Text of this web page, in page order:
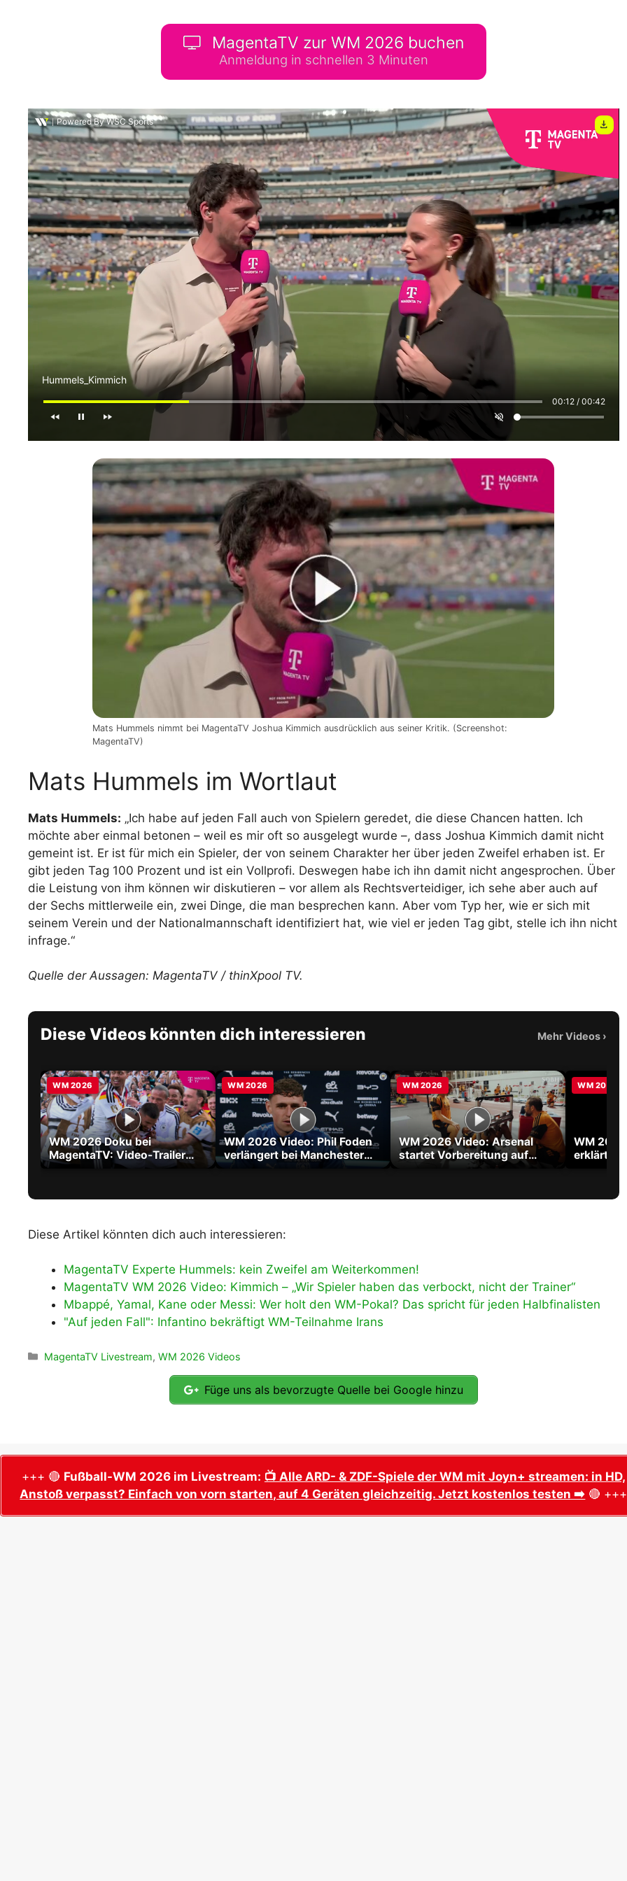
downloaden & automatisch ausfüllen
MagentaTV zur WM 2026 buchen
Anmeldung in schnellen 3 Minuten
Mats Hummels nimmt bei MagentaTV Joshua Kimmich ausdrücklich aus seiner Kritik. (Screenshot:
MagentaTV)
Mats Hummels im Wortlaut
Mats Hummels: „Ich habe auf jeden Fall auch von Spielern geredet, die diese Chancen hatten. Ich
möchte aber einmal betonen – weil es mir oft so ausgelegt wurde –, dass Joshua Kimmich damit nicht
gemeint ist. Er ist für mich ein Spieler, der von seinem Charakter her über jeden Zweifel erhaben ist. Er
gibt jeden Tag 100 Prozent und ist ein Vollprofi. Deswegen habe ich ihn damit nicht angesprochen. Über
die Leistung von ihm können wir diskutieren – vor allem als Rechtsverteidiger, ich sehe aber auch auf
der Sechs mittlerweile ein, zwei Dinge, die man besprechen kann. Aber vom Typ her, wie er sich mit
seinem Verein und der Nationalmannschaft identifiziert hat, wie viel er jeden Tag gibt, stelle ich ihn nicht
infrage.“
Quelle der Aussagen: MagentaTV / thinXpool TV.
Diese Videos könnten dich interessieren Mehr Videos ›
WM 2026
WM 2026 Doku bei
MagentaTV: Video-Trailer
zum Film über die größte WM
WM 2026
WM 2026 Video: Phil Foden
verlängert bei Manchester
City bis 2030
WM 2026
WM 2026 Video: Arsenal
startet Vorbereitung auf
Titelverteidigung in der
WM 2026
WM 2026
erklärt
Diese Artikel könnten dich auch interessieren:
MagentaTV Experte Hummels: kein Zweifel am Weiterkommen!
MagentaTV WM 2026 Video: Kimmich – „Wir Spieler haben das verbockt, nicht der Trainer“
Mbappé, Yamal, Kane oder Messi: Wer holt den WM-Pokal? Das spricht für jeden Halbfinalisten
"Auf jeden Fall": Infantino bekräftigt WM-Teilnahme Irans
Kategorien
MagentaTV Livestream,WM 2026 Videos
Füge uns als bevorzugte Quelle bei Google hinzu
+++ 🔴 Fußball-WM 2026 im Livestream: 📺 Alle ARD- & ZDF-Spiele der WM mit Joyn+ streamen: in HD,
Anstoß verpasst? Einfach von vorn starten, auf 4 Geräten gleichzeitig. Jetzt kostenlos testen ➡️ 🔴 +++